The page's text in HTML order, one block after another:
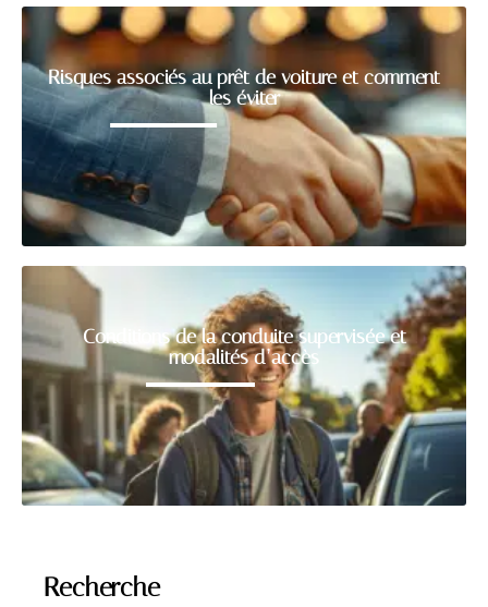
Risques associés au prêt de voiture et comment
les éviter
Conditions de la conduite supervisée et
modalités d’accès
Recherche